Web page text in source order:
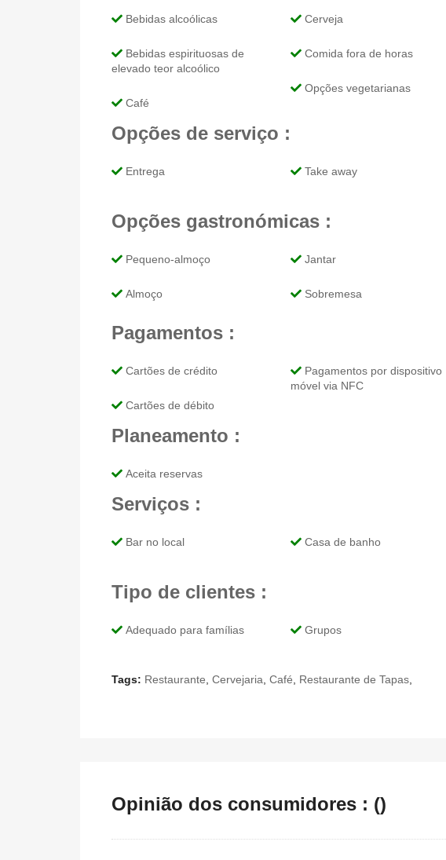
Bebidas alcoólicas
Bebidas espirituosas de
elevado teor alcoólico
Café
Cerveja
Comida fora de horas
Opções vegetarianas
Opções de serviço :
Entrega Take away
Opções gastronómicas :
Pequeno-almoço
Almoço
Jantar
Sobremesa
Pagamentos :
Cartões de crédito
Cartões de débito
Pagamentos por dispositivo
móvel via NFC
Planeamento :
Aceita reservas
Serviços :
Bar no local Casa de banho
Tipo de clientes :
Adequado para famílias Grupos
Tags: Restaurante Cervejaria Café Restaurante de Tapas
Opinião dos consumidores : ()